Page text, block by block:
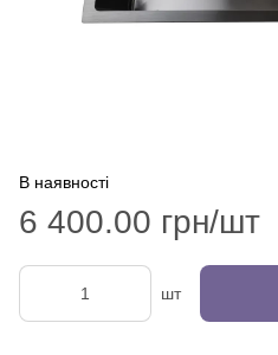
В наявності
6 400.00 грн/шт
шт